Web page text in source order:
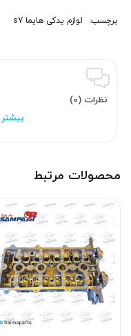
برچسب: لوازم یدکی هایما s7
نظرات (0)
محصولات مرتبط